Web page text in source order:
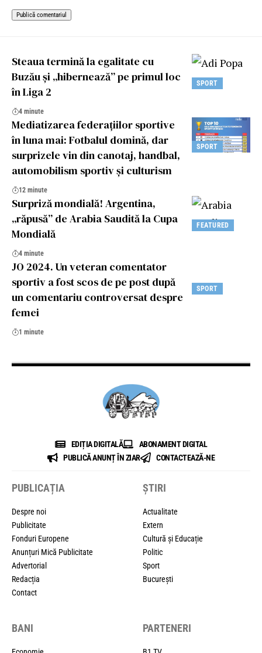
SPORT
Steaua termină la egalitate cu
Buzău și „hibernează” pe primul loc
în Liga 2
4 minute
SPORT
Mediatizarea federațiilor sportive
în luna mai: Fotbalul domină, dar
surprizele vin din canotaj, handbal,
automobilism sportiv și culturism
12 minute
FEATURED
Surpriză mondială! Argentina,
„răpusă” de Arabia Saudită la Cupa
Mondială
4 minute
SPORT
JO 2024. Un veteran comentator
sportiv a fost scos de pe post după
un comentariu controversat despre
femei
1 minute
EDIȚIA DIGITALĂ
ABONAMENT DIGITAL
PUBLICĂ ANUNȚ ÎN ZIAR
CONTACTEAZĂ-NE
PUBLICAȚIA
Despre noi
Publicitate
Fonduri Europene
Anunțuri Mică Publicitate
Advertorial
Redacția
Contact
ȘTIRI
Actualitate
Extern
Cultură și Educație
Politic
Sport
București
BANI PARTENERI